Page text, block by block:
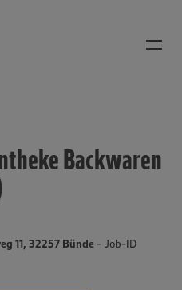
Backwaren
11, 32257 Bünde - Job-ID